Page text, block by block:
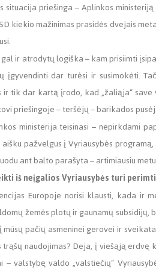
situacija priešinga – Aplinkos
kiekio mažinimas prasidės dvejais
ir atrodytų logiška – kam prisiimti
įgyvendinti dar turėsi ir susimokėti.
ir tik dar kartą įrodo, kad „žaliąja“
priešingoje – teršėjų – barikados
ministerija teisinasi – nepirkdami
pažvelgus į Vyriausybės
ant balto parašyta – artimiausiu
iš neįgalios Vyriausybės turi
Europoje norisi klausti, kada ir
žemės plotų ir gaunamų subsidijų,
pačių asmeninei gerovei ir
naudojimas? Deja, į viešąją
valstybę valdo „valstiečių“